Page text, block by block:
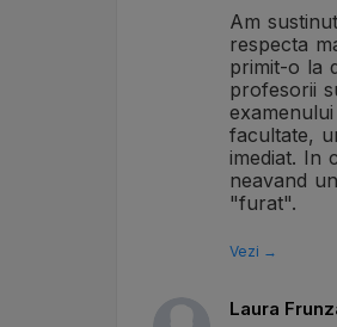
Am
respecta
primit-o la
profesorii
facultate,
imediat. In
neavand
"furat".
Vezi →
Laura